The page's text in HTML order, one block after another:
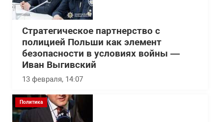
Стратегическое партнерство с
полицией Польши как элемент
безопасности в условиях войны —
Иван Выгивский
13 февраля, 14:07
Политика